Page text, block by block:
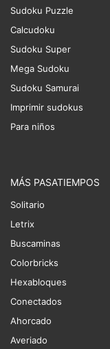
Sudoku Puzzle
Calcudoku
Sudoku Super
Mega Sudoku
Sudoku Samurai
Imprimir sudokus
Para niños
MÁS PASATIEMPOS
Solitario
Letrix
Buscaminas
Colorbricks
Hexabloques
Conectados
Ahorcado
Averiado